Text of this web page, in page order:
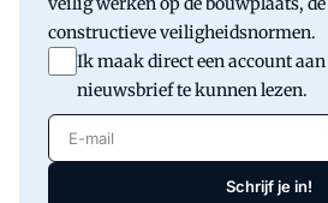
constructieve veiligheidsnormen.
Ik maak direct een account
nieuwsbrief te kunnen lezen.
E-mail
Schrijf je in!